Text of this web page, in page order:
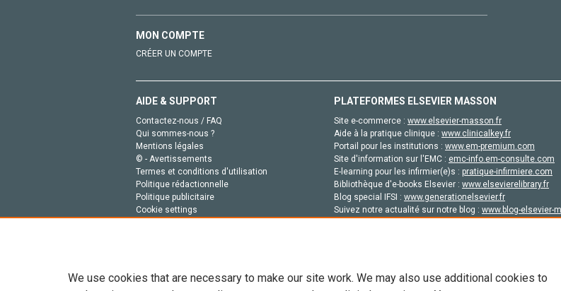
MON COMPTE
CRÉER UN COMPTE
AIDE & SUPPORT
Contactez-nous / FAQ
Qui sommes-nous ?
Mentions légales
© - Avertissements
Termes et conditions d'utilisation
Politique rédactionnelle
Politique publicitaire
Cookie settings
PLATEFORMES ELSEVIER MASSON
Site e-commerce : www.elsevier-masson.fr
Aide à la pratique clinique : www.clinicalkey.fr
Portail pour les institutions : www.em-premium.com
Site d'information sur l'EMC : emc-info.em-consulte.com
E-learning pour les infirmier(e)s : pratique-infirmiere.com
Bibliothèque d'e-books Elsevier : www.elsevierelibrary.fr
Blog special IFSI : www.generationelsevier.fr
Suivez notre actualité sur notre blog : www.blog-elsevier-
We use cookies that are necessary to make our site work. We may also use additional cookies to